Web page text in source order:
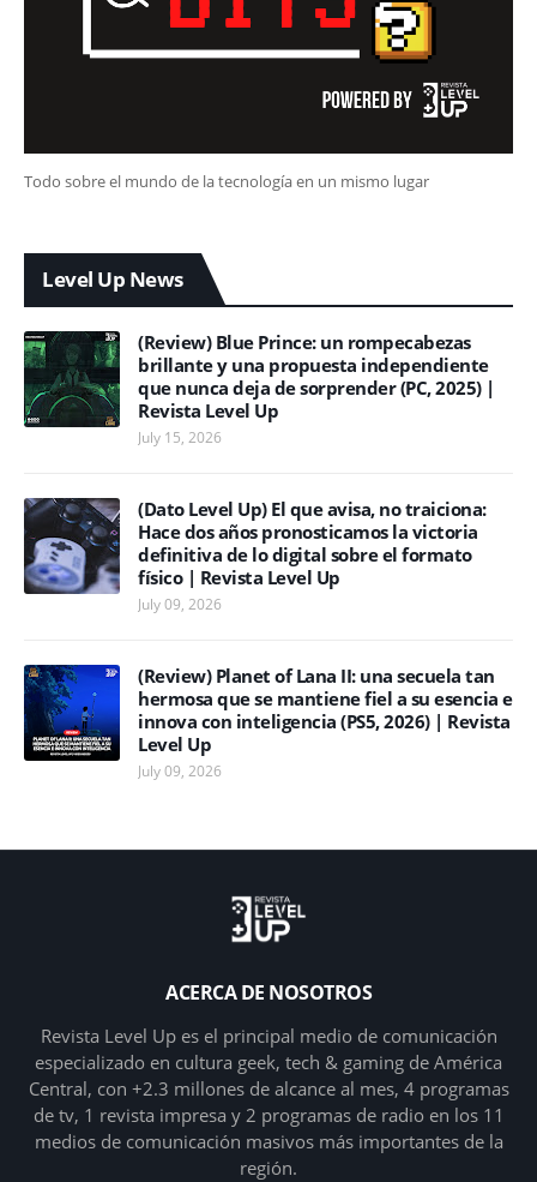
Todo sobre el mundo de la tecnología en un mismo lugar
Level Up News
(Review) Blue Prince: un rompecabezas
brillante y una propuesta independiente
que nunca deja de sorprender (PC, 2025) |
Revista Level Up
July 15, 2026
(Dato Level Up) El que avisa, no traiciona:
Hace dos años pronosticamos la victoria
definitiva de lo digital sobre el formato
físico | Revista Level Up
July 09, 2026
(Review) Planet of Lana II: una secuela tan
hermosa que se mantiene fiel a su esencia e
innova con inteligencia (PS5, 2026) | Revista
Level Up
July 09, 2026
ACERCA DE NOSOTROS
Revista Level Up es el principal medio de comunicación
especializado en cultura geek, tech & gaming de América
Central, con +2.3 millones de alcance al mes, 4 programas
de tv, 1 revista impresa y 2 programas de radio en los 11
medios de comunicación masivos más importantes de la
región.